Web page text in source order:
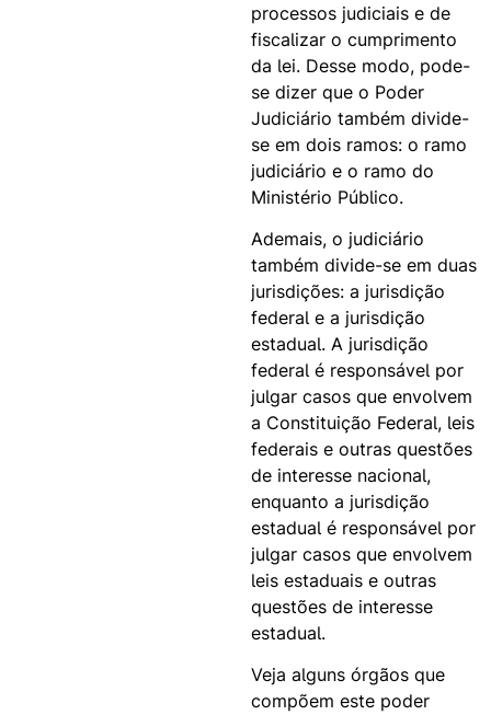
processos judiciais e de
fiscalizar o cumprimento
da lei. Desse modo, pode-
se dizer que o Poder
Judiciário também divide-
se em dois ramos: o ramo
judiciário e o ramo do
Ministério Público.
Ademais, o judiciário
também divide-se em duas
jurisdições: a jurisdição
federal e a jurisdição
estadual. A jurisdição
federal é responsável por
julgar casos que envolvem
a Constituição Federal, leis
federais e outras questões
de interesse nacional,
enquanto a jurisdição
estadual é responsável por
julgar casos que envolvem
leis estaduais e outras
questões de interesse
estadual.
Veja alguns órgãos que
compõem este poder